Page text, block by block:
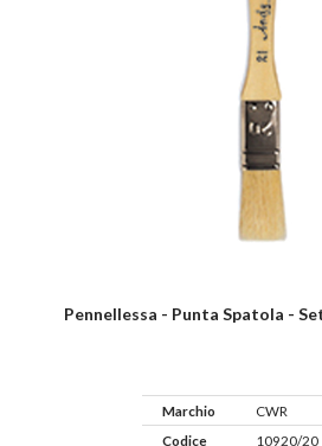
Pennellessa - Punta Spatola -
Marchio
CWR
Codice
10920/20